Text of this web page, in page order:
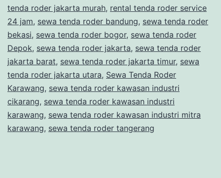
tenda roder jakarta murah, rental tenda roder service
24 jam, sewa tenda roder bandung, sewa tenda roder
bekasi, sewa tenda roder bogor, sewa tenda roder
Depok, sewa tenda roder jakarta, sewa tenda roder
jakarta barat, sewa tenda roder jakarta timur, sewa
tenda roder jakarta utara, Sewa Tenda Roder
Karawang, sewa tenda roder kawasan industri
cikarang, sewa tenda roder kawasan industri
karawang, sewa tenda roder kawasan industri mitra
karawang, sewa tenda roder tangerang